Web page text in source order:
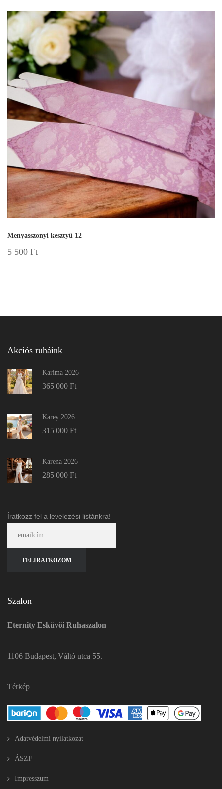
Menyasszonyi kesztyű 12
5 500 Ft
Akciós ruháink
Karima 2026
365 000 Ft
Karey 2026
315 000 Ft
Karena 2026
285 000 Ft
Íratkozz fel a levelezési listánkra!
Szalon
Eternity Esküvői Ruhaszalon
1106 Budapest, Váltó utca 55.
Térkép
Adatvédelmi nyilatkozat
ÁSZF
Impresszum